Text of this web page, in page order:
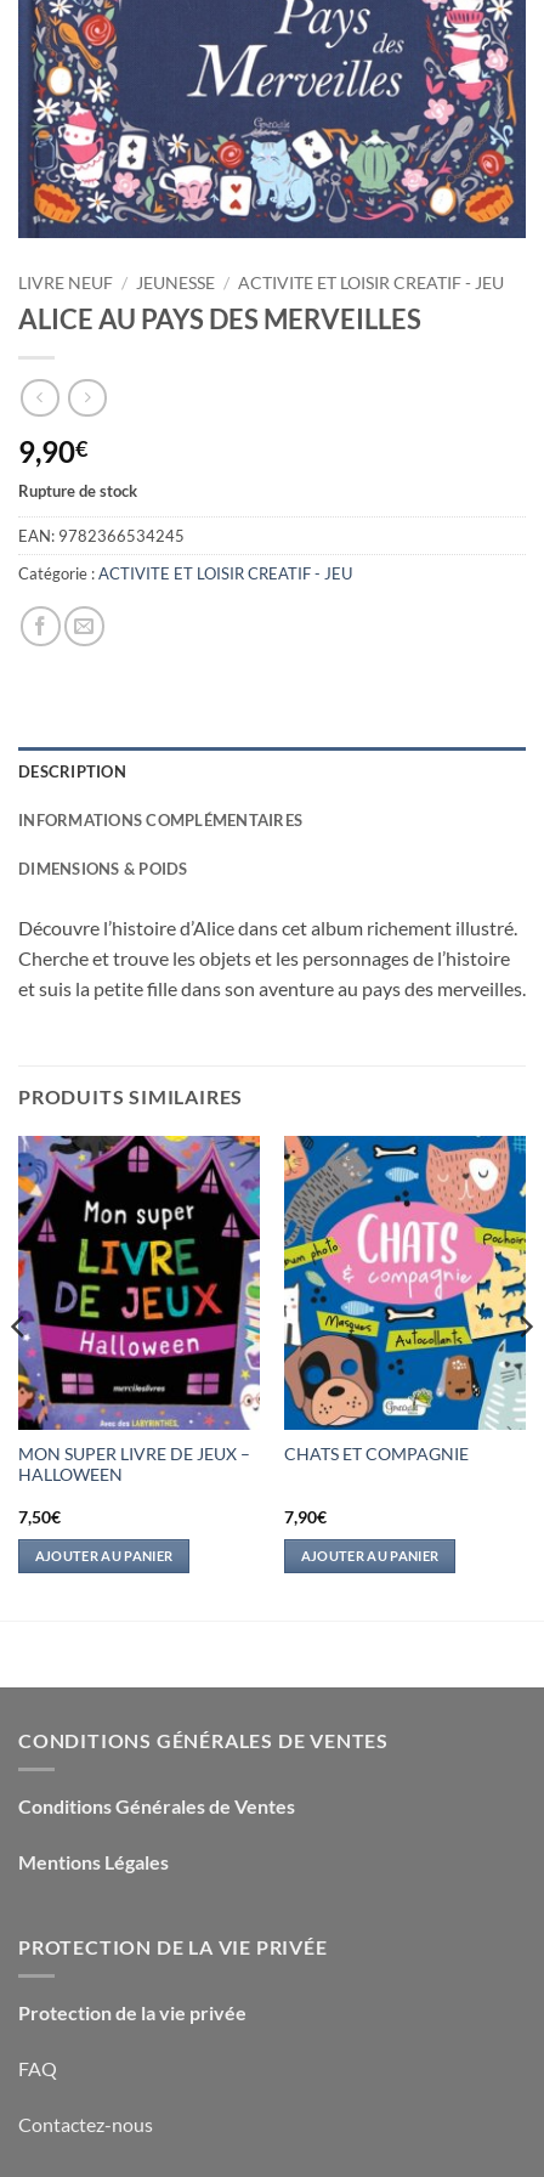
LIVRE NEUF / JEUNESSE / ACTIVITE ET LOISIR CREATIF - JEU
ALICE AU PAYS DES MERVEILLES
9,90€
Rupture de stock
EAN: 9782366534245
Catégorie :ACTIVITE ET LOISIR CREATIF - JEU
DESCRIPTION
INFORMATIONS COMPLÉMENTAIRES
DIMENSIONS & POIDS
Découvre l’histoire d’Alice dans cet album richement illustré.
Cherche et trouve les objets et les personnages de l’histoire
et suis la petite fille dans son aventure au pays des merveilles.
PRODUITS SIMILAIRES
MON SUPER LIVRE DE JEUX –
HALLOWEEN
7,50€
AJOUTER AU PANIER
CHATS ET COMPAGNIE
7,90€
AJOUTER AU PANIER
CONDITIONS GÉNÉRALES DE VENTES
Conditions Générales de Ventes
Mentions Légales
PROTECTION DE LA VIE PRIVÉE
Protection de la vie privée
FAQ
Contactez-nous